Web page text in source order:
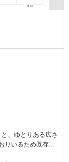
、ゆとりある広さ
りいるため既存建